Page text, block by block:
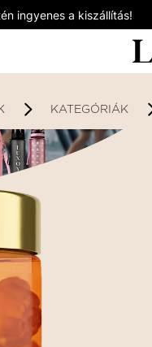
ingyenes a kiszállítás!
KATEGÓRIÁK